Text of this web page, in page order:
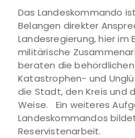
Das Landeskommando
Belangen direkter
Landesregierung, hier im
militärische
beraten die
Katastrophen- und
die Stadt, den Kreis und
Weise. Ein weiteres
Landeskommandos
Reservistenarbeit.